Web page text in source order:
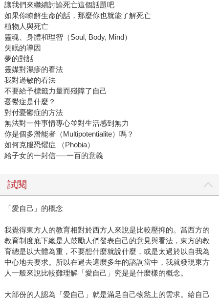
讓我們來繼續討論死亡這個話題吧
如果你瞭解生命的話，那麼你也就能了解死亡
植物人與死亡
靈魂、身體和理智（Soul, Body, Mind）
失眠的導因
夢的對話
靈媒對濕疹的看法
我對過敏的看法
不要給予標籤力量而殘障了自己
憂鬱症是什麼？
對付憂鬱症的方法
無法對一件事情專心並對生活感到無力
你是個多潛能者（Multipotentialite）嗎？
如何克服恐懼症 （Phobia）
給子女的一封信──一百的意義
試閱
「愛自己」的概念
我覺得東方人的教育相對於西方人來說是比較壓抑的。當西方的
教育制度底下總是人鼓勵人們發表自己的意見與看法，東方的教
育總是以大體為重，不要想什麼就說什麼，或是太過於以自我為
中心地去要求。所以在過去這麼多年的諮詢當中，我就發現東方
人一般來說比較難理解「愛自己」究是是什麼樣的概念。
大部份的人認為「愛自己」就是滿足自己物慾上的需求。給自己